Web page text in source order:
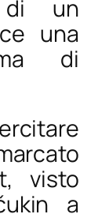
un
una
di
visto
a